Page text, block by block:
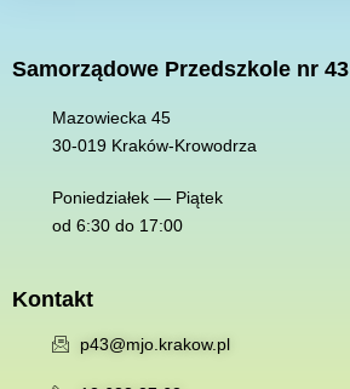
Samorządowe Przedszkole nr 43
Mazowiecka 45
30-019 Kraków-Krowodrza
Poniedziałek — Piątek
od 6:30 do 17:00
Kontakt
p43@mjo.krakow.pl